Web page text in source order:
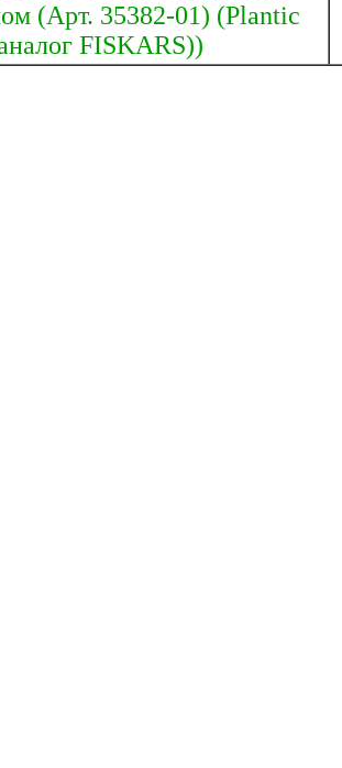
(Арт. 35382-01) (Plantic
FISKARS))